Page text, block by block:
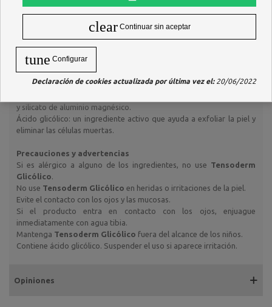
Hidratación de la piel.
Suavizado de la piel.
¿Cuál es su composición?
Tensoderm Glicólico
ingredientes:
y silicato de aluminio magnésico.
Ácido glicólico: un ingrediente activo que ayuda a exfoliar la piel y
eliminar las células muertas.
Precauciones y advertencias
Si es alérgico a alguno de los ingredientes, no use Tensoderm
Glicólico
No use Tensoderm Glicólico en heridas o irritaciones de la piel.
Evite el contacto con los ojos y las mucosas.
Si el producto entra en contacto con los ojos, enjuague
inmediatamente con agua tibia.
Mantenga Tensoderm Glicólico fuera del alcance de los niños.
Contiene ácido glicólico. Suspender el uso si aparece irritación.
Opiniones
clear Continuar sin aceptar
tune Configurar
Declaración de cookies actualizada por última vez el:20/06/2022